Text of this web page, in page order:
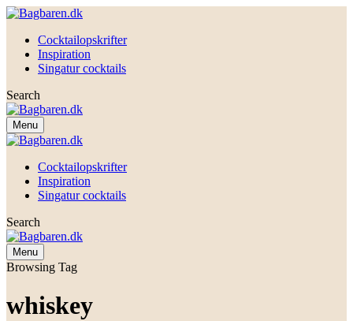
Cocktailopskrifter
Inspiration
Singatur cocktails
Search
Menu
Cocktailopskrifter
Inspiration
Singatur cocktails
Search
Menu
Browsing Tag
whiskey